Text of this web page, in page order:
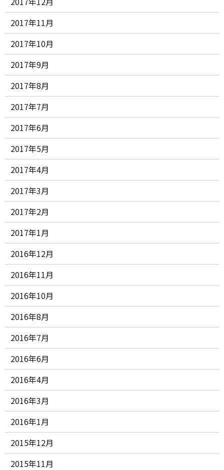
2017年11月
2017年10月
2017年9月
2017年8月
2017年7月
2017年6月
2017年5月
2017年4月
2017年3月
2017年2月
2017年1月
2016年12月
2016年11月
2016年10月
2016年8月
2016年7月
2016年6月
2016年4月
2016年3月
2016年1月
2015年12月
2015年11月